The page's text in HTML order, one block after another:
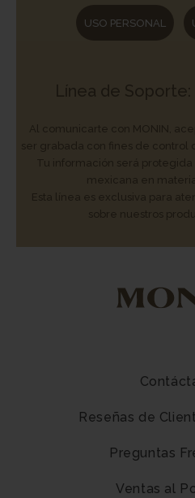
USO PERSONAL
Reseñas de
Preguntas
Ventas al